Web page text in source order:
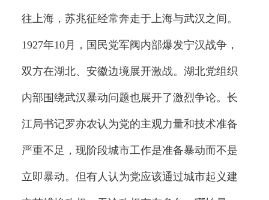
往上海，苏兆征经常奔走于上海与武汉之间。
1927年10月，国民党军阀内部爆发宁汉战争，
双方在湖北、安徽边境展开激战。湖北党组织
内部围绕武汉暴动问题也展开了激烈争论。长
江局书记罗亦农认为党的主观力量和技术准备
严重不足，现阶段城市工作是准备暴动而不是
立即暴动。但有人认为党应该通过城市起义建